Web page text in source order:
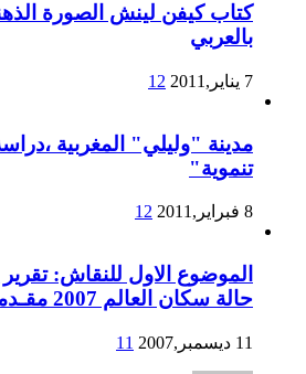
كتاب كيفن لينش الصورة
بالعربي
7 يناير,2011 12
مدينة "وليلي" المغربية
تنموية"
8 فبراير,2011 12
الموضوع الاول للنقاش:
حالة سكان العالم 2007 مقـدمـة
11 ديسمبر,2007 11